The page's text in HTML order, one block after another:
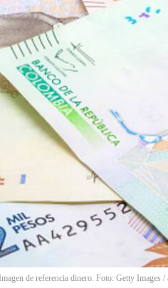
Imagen de referencia dinero. Foto: Getty Images /